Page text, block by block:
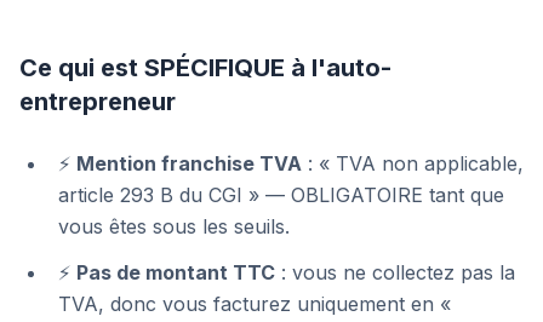
Ce qui est SPÉCIFIQUE à l'auto-
entrepreneur
⚡ Mention franchise TVA : « TVA non applicable,
article 293 B du CGI » — OBLIGATOIRE tant que
vous êtes sous les seuils.
⚡ Pas de montant TTC : vous ne collectez pas la
TVA, donc vous facturez uniquement en «